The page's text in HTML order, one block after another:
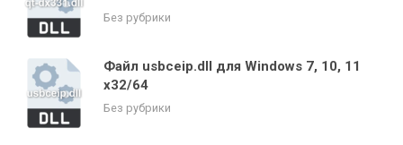
Без рубрики
Файл usbceip.dll для Windows 7, 10, 11
x32/64
Без рубрики